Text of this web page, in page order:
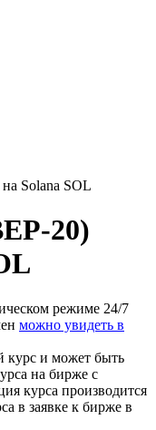
Solana SOL
20)
режиме 24/7
можно увидеть в
курс и может быть
на бирже с
курса производится
в заявке к бирже в